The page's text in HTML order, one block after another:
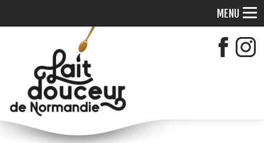
MENU